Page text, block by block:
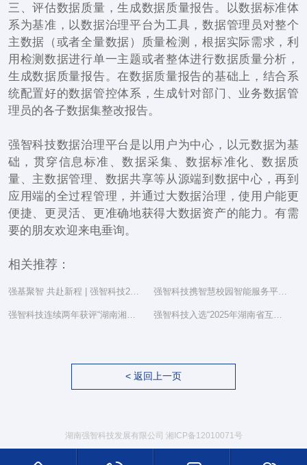
三、评估数据质量，生成数据质量报告。以数据标准体
系为基准，以数据治理平台为工具，数据管理员对整个
主数据（或者全量数据）质量检测，根据实际需求，利
用检测数据进行单一主题或者整体进行数据质量分析，
生成数据质量报告。在数据质量报告的基础上，结合系
统配置好的数据管控体系，生成针对部门、业务数据管
理员的各子数据集整改报告。
强智科技数据治理平台是以用户为中心，以元数据为基
础，贯穿信息标准、数据采集、数据标准化、数据质
量、主数据管理、数据共享等从源端到数据中心，再到
应用端的全过程管理，并通过大数据治理，使用户能更
便捷、更灵活、更准确地获得大数据资产的能力。有需
要的朋友欢迎来电垂询。
相关推荐：
强基聚智 共赴新程 | 强智科技2025年度总结表彰大会隆重举行 强智科技携智慧校园智能服务平台亮相湖南省教育信息化工作研讨会
强智科技连续两年获评“湖南湘江新区民营企业社会责任百强” 强智科技入选“2025年湖南省互联网综合实力前三十家企业”
< 返回上一页
湖南强智科技发展有限公司 湘ICP备12010071号